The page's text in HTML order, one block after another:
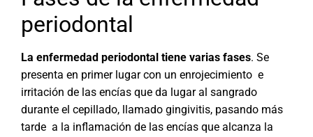
periodontal
La enfermedad periodontal tiene varias fases. Se
presenta en primer lugar con un enrojecimiento e
irritación de las encías que da lugar al sangrado
durante el cepillado, llamado gingivitis, pasando más
tarde a la inflamación de las encías que alcanza la